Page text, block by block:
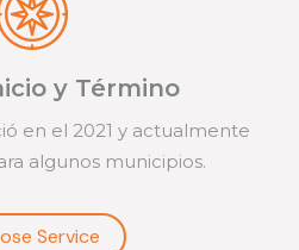
y Término
en el 2021 y actualmente
algunos municipios.
Service